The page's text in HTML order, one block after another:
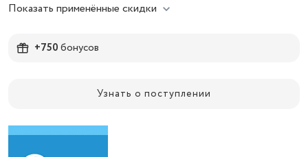
Показать применённые скидки
+750бонусов
Узнать о поступлении